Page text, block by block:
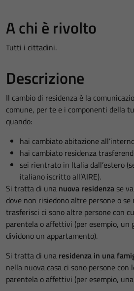
A chi è rivolto
Tutti i cittadini.
Descrizione
Il cambio di residenza è la
comune, per te e i componenti della
quando:
hai cambiato abitazione
hai cambiato residenza
sei rientrato in Italia dall’estero
italiano iscritto all’AIRE).
Si tratta di una nuova residenza se
dove non risiedono altre persone o se
trasferisci ci sono altre persone con
parentela o affettivi (per esempio, un
dividono un appartamento).
Si tratta di una residenza in una
nella nuova casa ci sono persone
parentela o affettivi (per esempio,